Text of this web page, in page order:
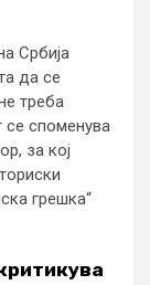
Србија
да се
треба
се споменува
за кој
грешка“